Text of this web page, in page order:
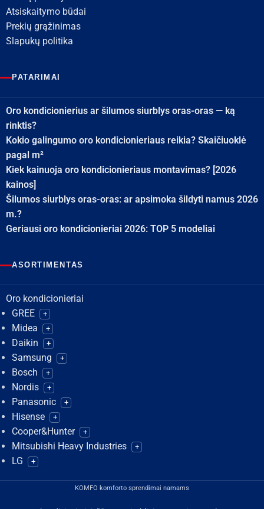
Atsiskaitymo būdai
Prekių grąžinimas
Slapukų politika
PATARIMAI
Oro kondicionierius ar šilumos siurblys oras-oras — ką
rinktis?
Kokio galingumo oro kondicionieriaus reikia? Skaičiuoklė
pagal m²
Kiek kainuoja oro kondicionieriaus montavimas? [2026
kainos]
Šilumos siurblys oras-oras: ar apsimoka šildyti namus 2026
m.?
Geriausi oro kondicionieriai 2026: TOP 5 modeliai
ASORTIMENTAS
Oro kondicionieriai
GREE
+
Midea +
Daikin +
Samsung +
Bosch +
Nordis +
Panasonic +
Hisense +
Cooper&Hunter +
Mitsubishi Heavy Industries +
LG +
KOMFO komforto sprendimai namams